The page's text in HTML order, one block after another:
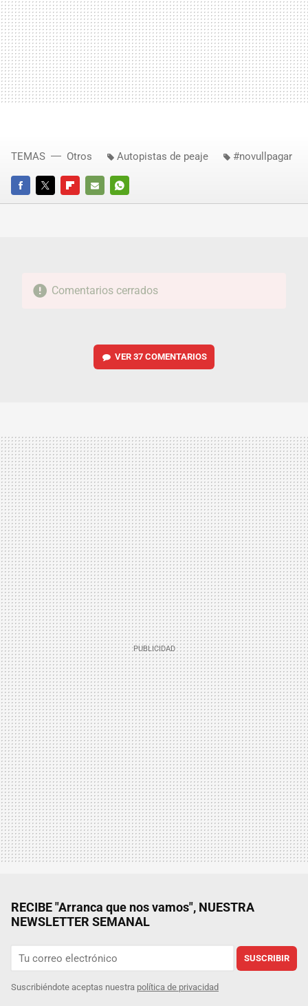
FACEBOOKTWITTERFLIPBOARD
E-
WHATSAPP
TEMAS Otros Autopistas de peaje #novullpagar
Comentarios cerrados
VER 37 COMENTARIOS
RECIBE "Arranca que nos vamos", NUESTRA
NEWSLETTER SEMANAL
SUSCRIBIR
Suscribiéndote aceptas nuestra política de privacidad